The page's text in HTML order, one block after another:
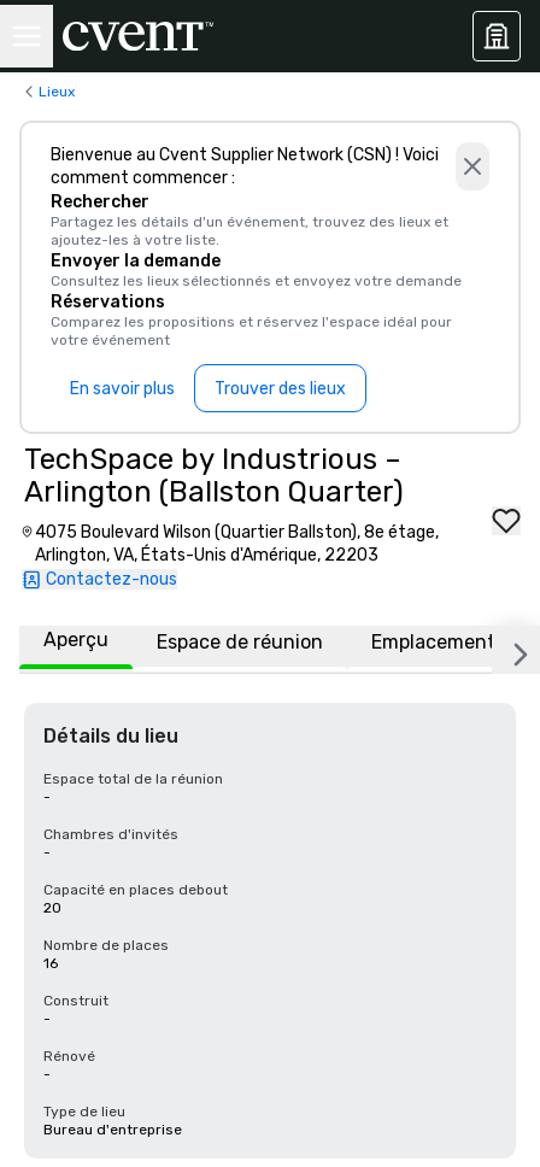
Lieux
Bienvenue au Cvent Supplier Network (CSN) ! Voici
comment commencer :
Rechercher
Partagez les détails d'un événement, trouvez des lieux et
ajoutez-les à votre liste.
Envoyer la demande
Consultez les lieux sélectionnés et envoyez votre demande
Réservations
Comparez les propositions et réservez l'espace idéal pour
votre événement
En savoir plus Trouver des lieux
TechSpace by Industrious –
Arlington (Ballston Quarter)
4075 Boulevard Wilson (Quartier Ballston), 8e étage,
Arlington, VA, États-Unis d'Amérique, 22203
Contactez-nous
Aperçu Espace de réunion Emplacement
Détails du lieu
Espace total de la réunion
-
Chambres d'invités
-
Capacité en places debout
20
Nombre de places
16
Construit
-
Rénové
-
Type de lieu
Bureau d'entreprise